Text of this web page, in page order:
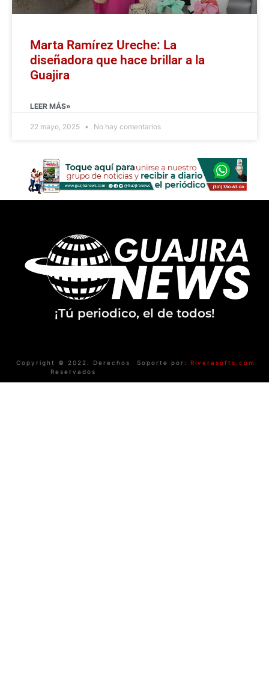
Marta Ramírez Ureche: La
diseñadora que hace brillar a la
Guajira
LEER MÁS»
22 mayo, 2025 No hay comentarios
¡Tú periodico, el de todos!
Copyright © 2022. Derechos
Reservados
Soporte por: Riverasofts.com